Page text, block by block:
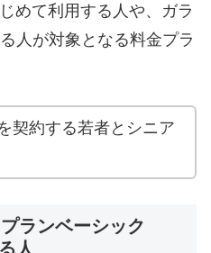
めて利用する人や、ガラ
人が対象となる料金プラ
契約する若者とシニア
ランベーシック
人